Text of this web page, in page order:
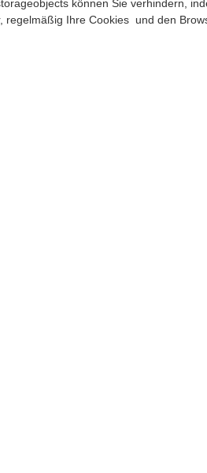
können Sie verhindern,
regelmäßig Ihre Cookies und den